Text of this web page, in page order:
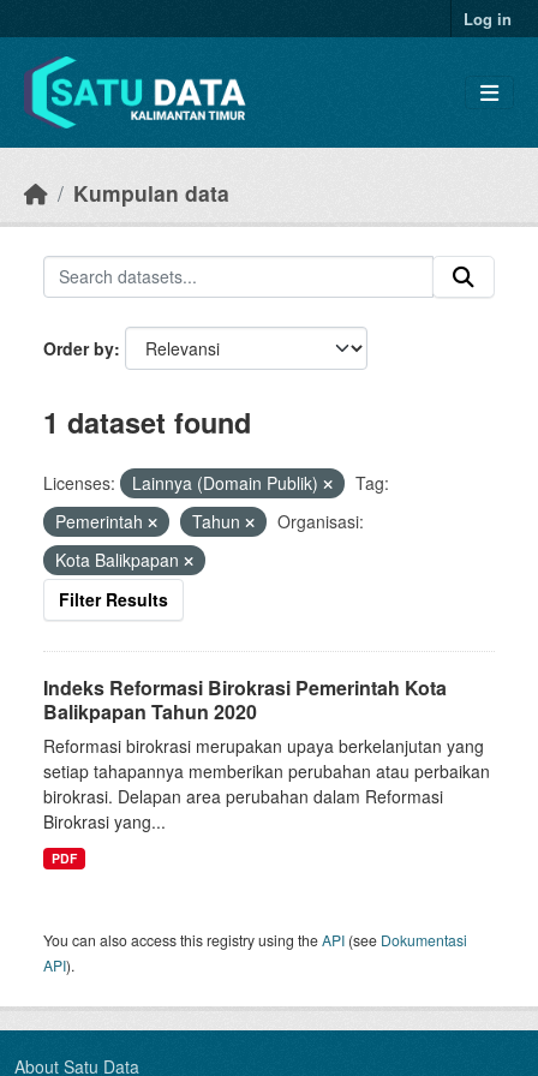
Log in
Kumpulan data
Order by
1 dataset found
Licenses: Lainnya (Domain Publik)
Tag:
Pemerintah
Tahun
Organisasi:
Kota Balikpapan
Filter Results
Indeks Reformasi Birokrasi Pemerintah Kota
Balikpapan Tahun 2020
Reformasi birokrasi merupakan upaya berkelanjutan yang
setiap tahapannya memberikan perubahan atau perbaikan
birokrasi. Delapan area perubahan dalam Reformasi
Birokrasi yang...
PDF
You can also access this registry using theAPI (see Dokumentasi
API).
About Satu Data